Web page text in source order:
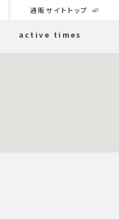
active times
通販サイトトップ